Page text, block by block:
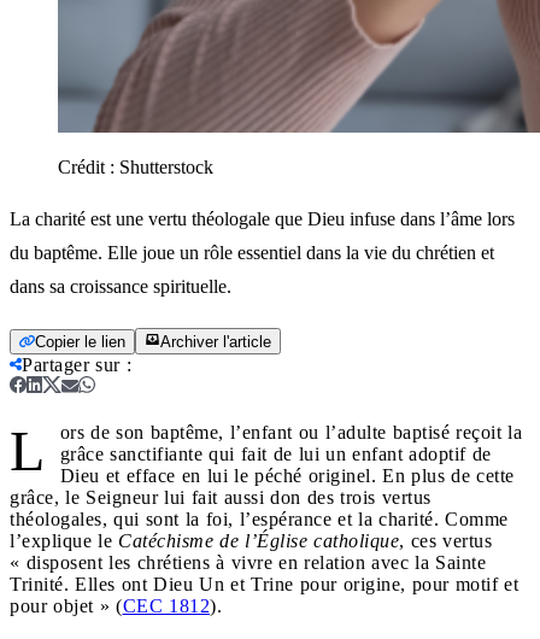
Crédit : Shutterstock
La charité est une vertu théologale que Dieu infuse dans l’âme lors
du baptême. Elle joue un rôle essentiel dans la vie du chrétien et
dans sa croissance spirituelle.
Copier le lien Archiver l'article
Partager sur:
L
ors de son baptême, l’enfant ou l’adulte baptisé reçoit la
grâce sanctifiante qui fait de lui un enfant adoptif de
Dieu et efface en lui le péché originel. En plus de cette
grâce, le Seigneur lui fait aussi don des trois vertus
théologales, qui sont la foi, l’espérance et la charité. Comme
l’explique le Catéchisme de l’Église catholique, ces vertus
« disposent les chrétiens à vivre en relation avec la Sainte
Trinité. Elles ont Dieu Un et Trine pour origine, pour motif et
pour objet » (CEC 1812).